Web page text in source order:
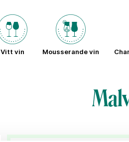
Vitt vin Mousserande vin